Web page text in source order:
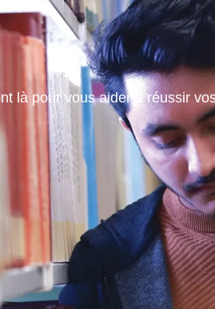
là pour vous aider à réussir
More:
Creative
Activism
in the
Era of
Black
Lives
Matter
Rejoignez-
pour le
lancement
à
Sudbury